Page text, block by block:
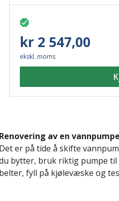
kr 2 547,00
ekskl. moms
Renovering av en vannpumpe
Det er på tide å skifte
bytter, bruk riktig pumpe
belter, fyll på kjølevæske og